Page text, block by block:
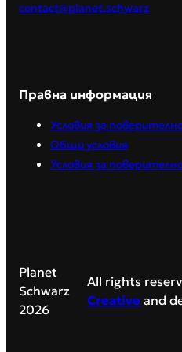
contact@planet.schwarz
Правна информация
Условия за
Общи условия
Условия за
Planet
Schwarz
2026
All rights
Creative and